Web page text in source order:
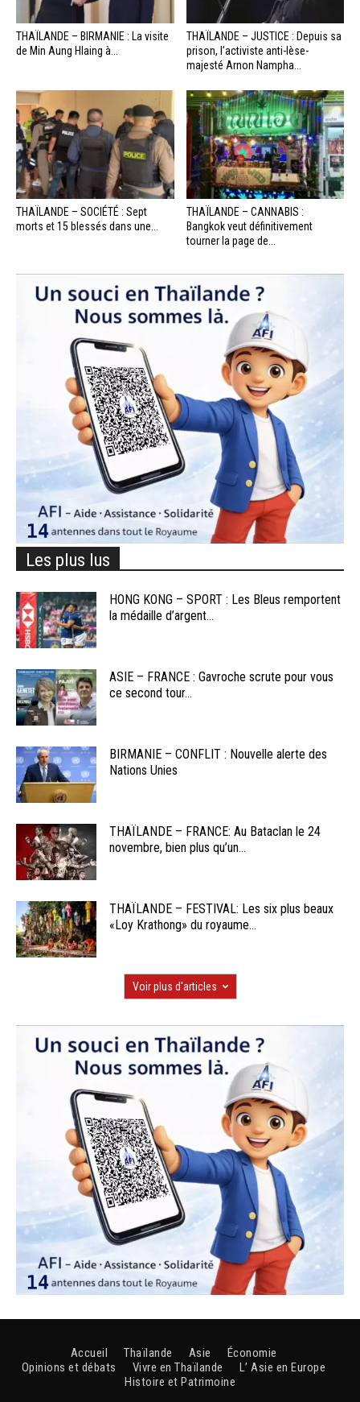
THAÏLANDE – BIRMANIE : La visite
de Min Aung Hlaing à...
THAÏLANDE – JUSTICE : Depuis sa
prison, l’activiste anti-lèse-
majesté Arnon Nampha...
THAÏLANDE – SOCIÉTÉ : Sept
morts et 15 blessés dans une...
THAÏLANDE – CANNABIS :
Bangkok veut définitivement
tourner la page de...
Les plus lus
HONG KONG – SPORT : Les Bleus remportent
la médaille d’argent...
ASIE – FRANCE : Gavroche scrute pour vous
ce second tour...
BIRMANIE – CONFLIT : Nouvelle alerte des
Nations Unies
THAÏLANDE – FRANCE: Au Bataclan le 24
novembre, bien plus qu’un...
THAÏLANDE – FESTIVAL: Les six plus beaux
«Loy Krathong» du royaume...
Voir plus d'articles
Accueil Thaïlande Asie
Économie
Opinions et débats
Vivre en Thaïlande
L’ Asie en Europe
Histoire et Patrimoine